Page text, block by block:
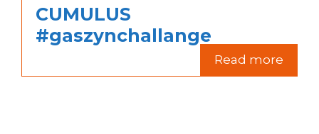
CUMULUS
#gaszynchallange
Read more